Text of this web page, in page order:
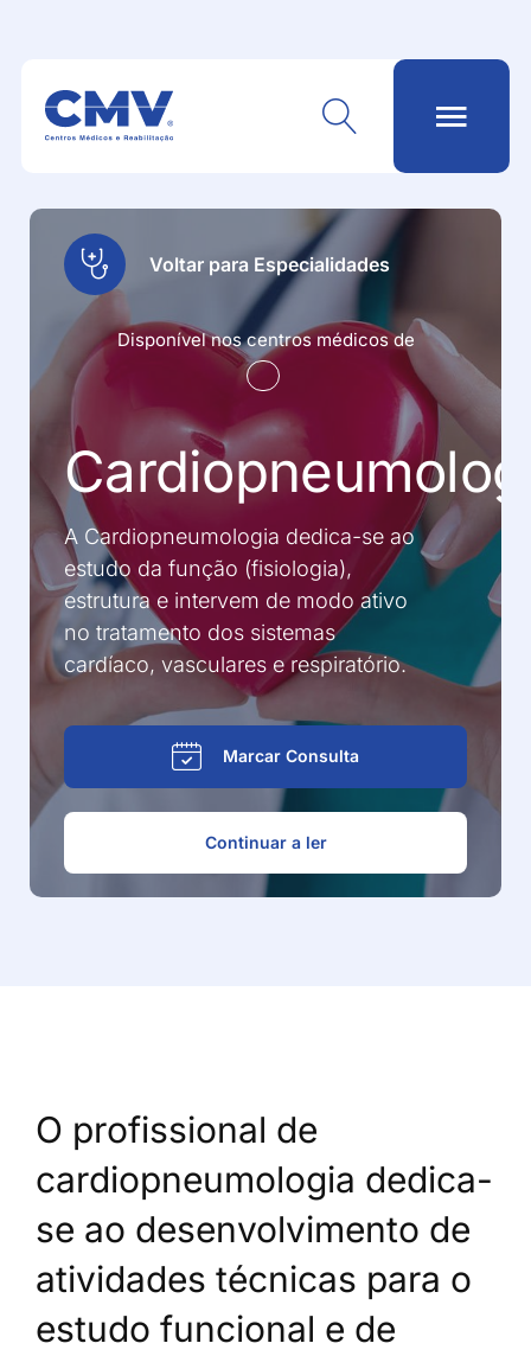
Voltar para Especialidades
Disponível nos centros médicos de
A Cardiopneumologia dedica-se ao
estudo da função (fisiologia),
estrutura e intervem de modo ativo
no tratamento dos sistemas
cardíaco, vasculares e respiratório.
Marcar Consulta
Continuar a ler
O profissional de
cardiopneumologia dedica-
se ao desenvolvimento de
atividades técnicas para o
estudo funcional e de